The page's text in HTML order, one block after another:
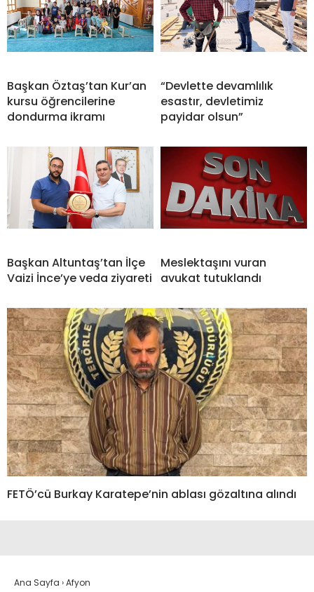
Başkan Öztaş’tan Kur’an
kursu öğrencilerine
dondurma ikramı
“Devlette devamlılık
esastır, devletimiz
payidar olsun”
Başkan Altuntaş’tan İlçe
Vaizi İnce’ye veda ziyareti
Meslektaşını vuran
avukat tutuklandı
FETÖ’cü Burkay Karatepe’nin ablası gözaltına alındı
Ana Sayfa ›Afyon